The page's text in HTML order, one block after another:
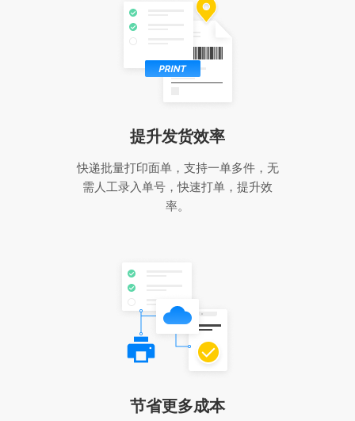
提升发货效率
快递批量打印面单，支持一单多件，无
需人工录入单号，快速打单，提升效
率。
节省更多成本